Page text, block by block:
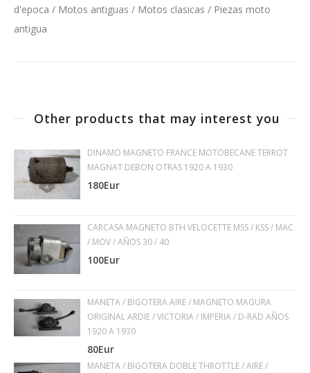
d'epoca / Motos antiguas / Motos clasicas / Piezas moto
antigua
Other products that may interest you
DINAMO MAGNETO FRANCE MOTOBECANE TERROT
MAGNAT DEBON OTRAS 1920 A 1930
180Eur
CARCASA MAGNETO BTH VELOCETTE MSS / KSS / MAC
/ MOV / AÑOS 30 / 40
100Eur
MANETA / BIGOTERA AIRE / MAGNETO MAGURA
ORIGINAL ARDIE / VICTORIA / IMPERIA / D-RAD AÑOS
1920 A 1930
80Eur
MANETA / BIGOTERA DOBLE THROTTLE / AIRE /